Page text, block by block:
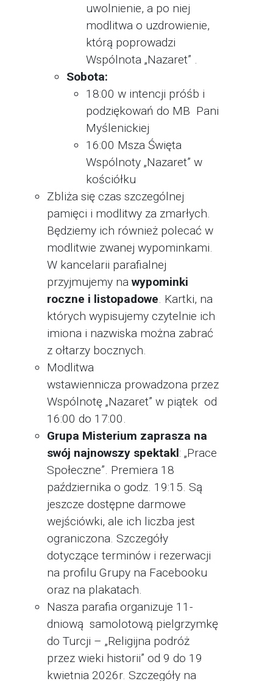
uwolnienie, a po niej
modlitwa o uzdrowienie,
którą poprowadzi
Wspólnota „Nazaret” .
Sobota:
18:00 w intencji próśb i
podziękowań do MB Pani
Myślenickiej
16:00 Msza Święta
Wspólnoty „Nazaret” w
kościółku
Zbliża się czas szczególnej
pamięci i modlitwy za zmarłych.
Będziemy ich również polecać w
modlitwie zwanej wypominkami.
W kancelarii parafialnej
przyjmujemy na wypominki
roczne i listopadowe. Kartki, na
których wypisujemy czytelnie ich
imiona i nazwiska można zabrać
z ołtarzy bocznych.
Modlitwa
wstawiennicza prowadzona przez
Wspólnotę „Nazaret” w piątek od
16:00 do 17:00.
Grupa Misterium zaprasza na
swój najnowszy spektakl: „Prace
Społeczne”. Premiera 18
października o godz. 19:15. Są
jeszcze dostępne darmowe
wejściówki, ale ich liczba jest
ograniczona. Szczegóły
dotyczące terminów i rezerwacji
na profilu Grupy na Facebooku
oraz na plakatach.
Nasza parafia organizuje 11-
dniową samolotową pielgrzymkę
do Turcji – „Religijna podróż
przez wieki historii” od 9 do 19
kwietnia 2026r. Szczegóły na